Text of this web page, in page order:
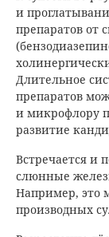
и
препаратов от
Длительное
препаратов
и микрофлору
развитие
Встречается и
слюнные
Например, это
производных